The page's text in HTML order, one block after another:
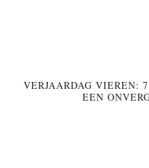
VERJAARDAG VIEREN:
EEN